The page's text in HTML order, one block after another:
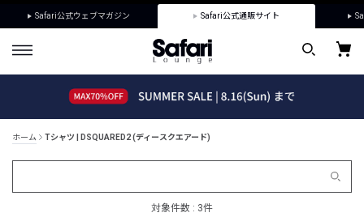
Safari公式ウェブマガジン Safari公式通販サイト
ホーム Tシャツ | DSQUARED2 (ディースクエアード)
対象件数 : 3件